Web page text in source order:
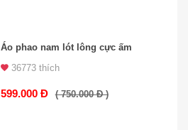
Áo phao nam lót lông cực ấm
36773 thích
599.000 Đ ( 750.000 Đ )